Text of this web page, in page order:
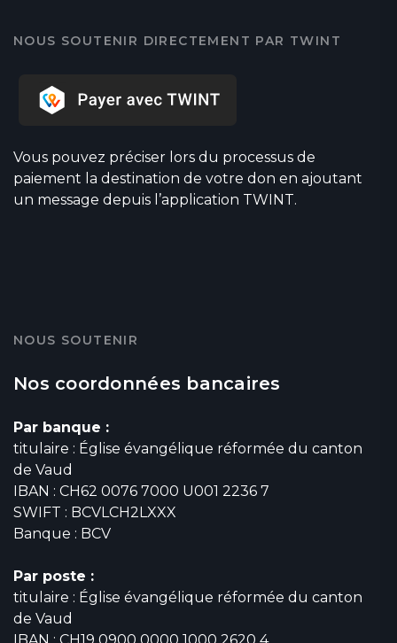
NOUS SOUTENIR DIRECTEMENT PAR TWINT
Vous pouvez préciser lors du processus de
paiement la destination de votre don en ajoutant
un message depuis l’application TWINT.
NOUS SOUTENIR
Nos coordonnées bancaires
Par banque :
titulaire : Église évangélique réformée du canton
de Vaud
IBAN : CH62 0076 7000 U001 2236 7
SWIFT : BCVLCH2LXXX
Banque : BCV
Par poste :
titulaire : Église évangélique réformée du canton
de Vaud